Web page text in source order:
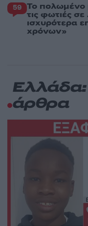
59 Το πολωμένο
τις φωτιές
ισχυρότερα
χρόνων»
Ελλάδα:
άρθρα